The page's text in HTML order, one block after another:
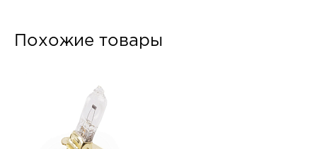
Похожие товары